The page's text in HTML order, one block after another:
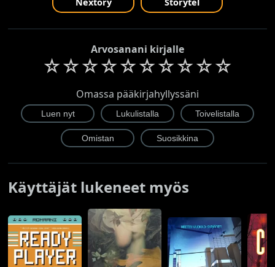
Arvosanani kirjalle
☆☆☆☆☆☆☆☆☆☆
Omassa pääkirjahyllyssäni
Käyttäjät lukeneet myös